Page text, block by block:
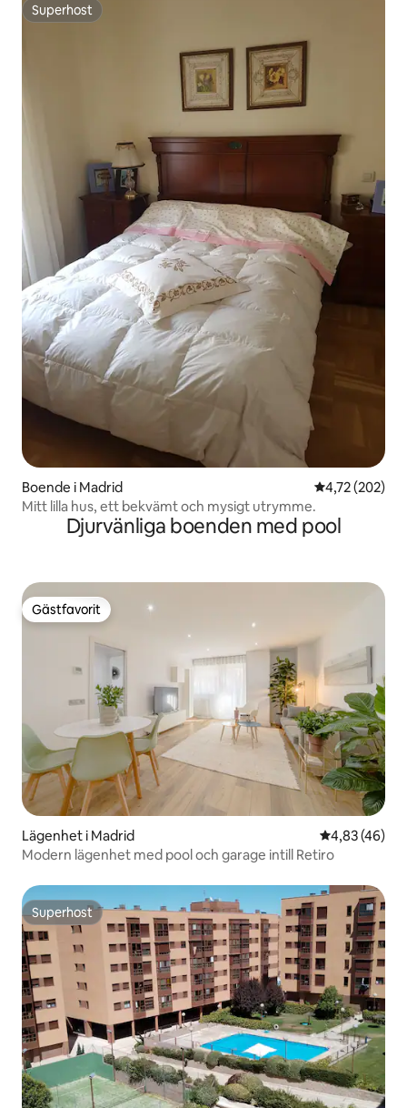
Superhost
Superhost
Boende i Madrid 4,72 av 5 i
4,72 (202)
Mitt lilla hus, ett bekvämt och mysigt utrymme.
Djurvänliga boenden med pool
Gästfavorit
Gästfavorit
Lägenhet i Madrid 4,83 av 5 i
4,83 (46)
Modern lägenhet med pool och garage intill Retiro
Superhost
Superhost